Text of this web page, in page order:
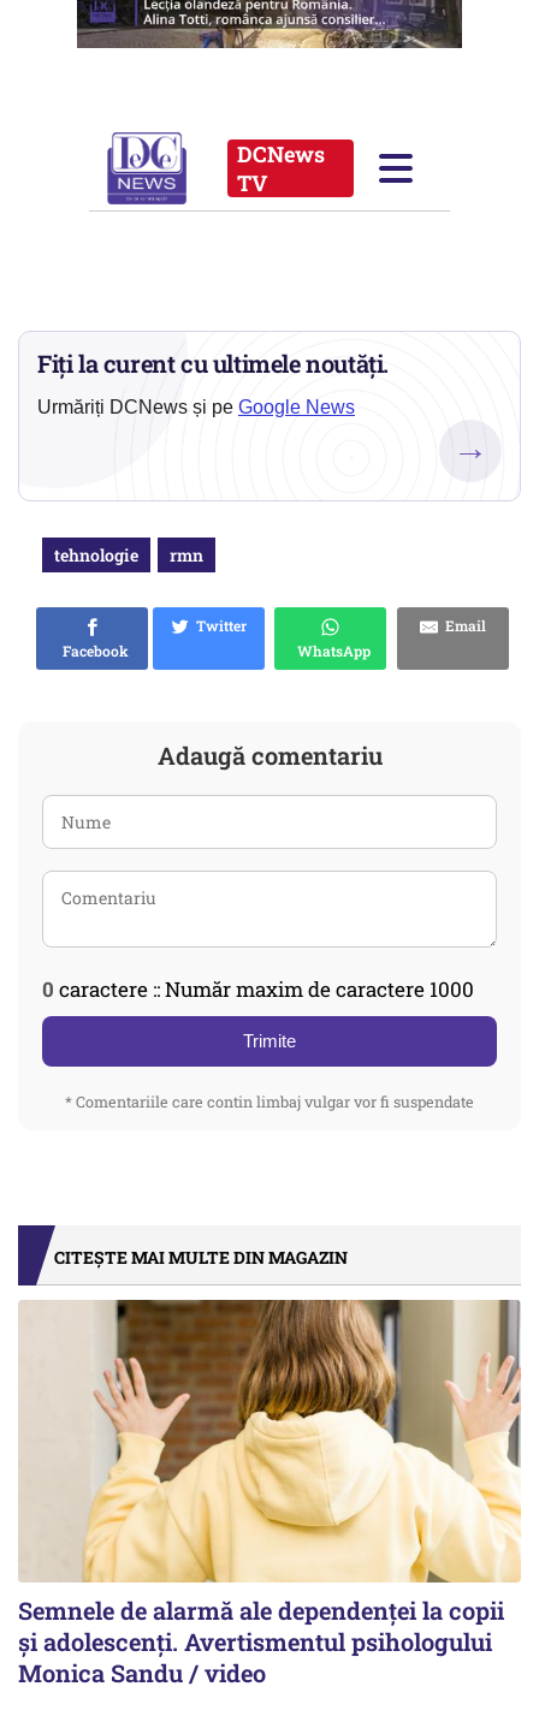
Fiți la curent cu ultimele noutăți.
Urmăriți DCNews și pe Google News
→
tehnologie rmn
Facebook
Twitter
WhatsApp
Email
Adaugă comentariu
0 caractere :: Număr maxim de caractere 1000
Trimite
* Comentariile care contin limbaj vulgar vor fi suspendate
CITEȘTE MAI MULTE DIN MAGAZIN
Semnele de alarmă ale dependenței la copii
și adolescenți. Avertismentul psihologului
Monica Sandu / video